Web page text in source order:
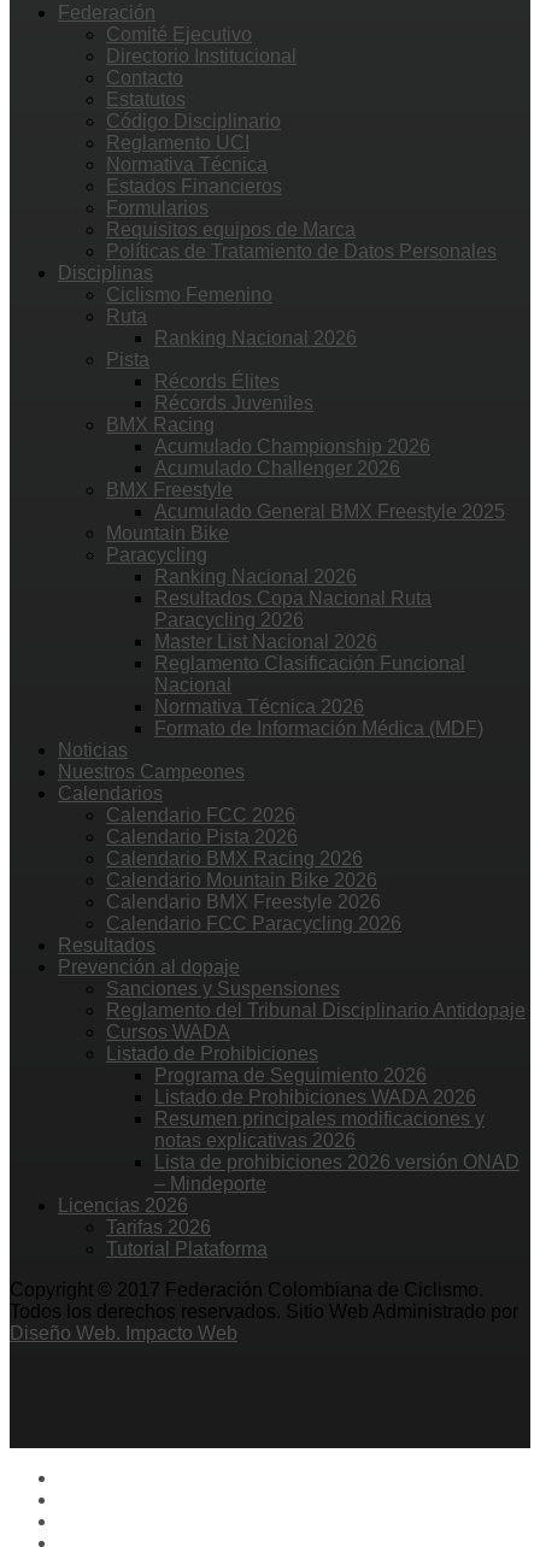
Federación
Comité Ejecutivo
Directorio Institucional
Contacto
Estatutos
Código Disciplinario
Reglamento UCI
Normativa Técnica
Estados Financieros
Formularios
Requisitos equipos de Marca
Políticas de Tratamiento de Datos Personales
Disciplinas
Ciclismo Femenino
Ruta
Ranking Nacional 2026
Pista
Récords Élites
Récords Juveniles
BMX Racing
Acumulado Championship 2026
Acumulado Challenger 2026
BMX Freestyle
Acumulado General BMX Freestyle 2025
Mountain Bike
Paracycling
Ranking Nacional 2026
Resultados Copa Nacional Ruta
Paracycling 2026
Master List Nacional 2026
Reglamento Clasificación Funcional
Nacional
Normativa Técnica 2026
Formato de Información Médica (MDF)
Noticias
Nuestros Campeones
Calendarios
Calendario FCC 2026
Calendario Pista 2026
Calendario BMX Racing 2026
Calendario Mountain Bike 2026
Calendario BMX Freestyle 2026
Calendario FCC Paracycling 2026
Resultados
Prevención al dopaje
Sanciones y Suspensiones
Reglamento del Tribunal Disciplinario Antidopaje
Cursos WADA
Listado de Prohibiciones
Programa de Seguimiento 2026
Listado de Prohibiciones WADA 2026
Resumen principales modificaciones y
notas explicativas 2026
Lista de prohibiciones 2026 versión ONAD
– Mindeporte
Licencias 2026
Tarifas 2026
Tutorial Plataforma
Copyright © 2017 Federación Colombiana de Ciclismo.
Todos los derechos reservados. Sitio Web Administrado por
Diseño Web. Impacto Web